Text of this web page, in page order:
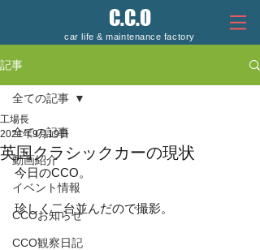
C.C.O
car life & maintenance factory
記事
全ての記事
動画紹介
イベント情報
CCOお知らせ
CCO観察日記
全ての記事
英国クラシックカーの現状
工場長
2021年9月19日
今日のCCO。
珍しく二台並んだので撮影。